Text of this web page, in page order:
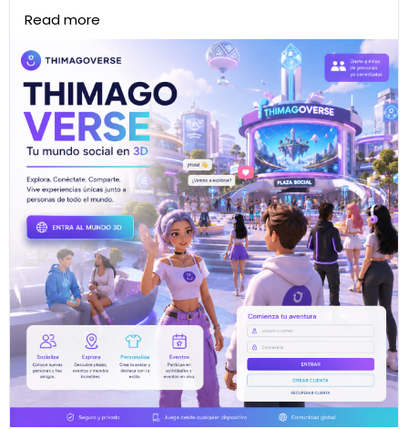
🎮 Personaliza tu identidad
💬 Socializa y haz nuevos amigos
🗺️ Descubre plazas y espacios virtuales
🎉 Participa en actividades y eventos en vivo
ThimagoVerse no será solo un juego: será una nueva
forma de conectar.
🚀 Tu mundo Thimago en 3D está por comenzar.
#ThimagoVerse#Thimago#MundoVirtual
#Comunidad3D#Avatares
#ExperienciasVirtuales
#MuyPronto
Read more